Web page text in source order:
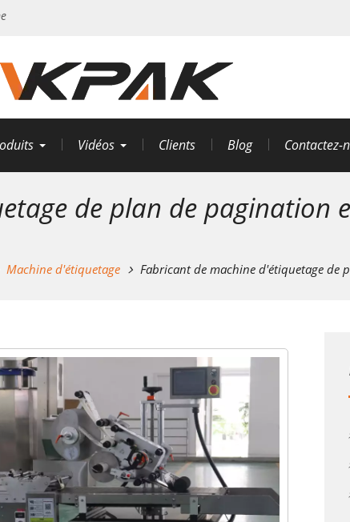
Vidéos Clients Blog Contactez-
de plan de pagination
Machine d'étiquetage Fabricant de machine d'étiquetage